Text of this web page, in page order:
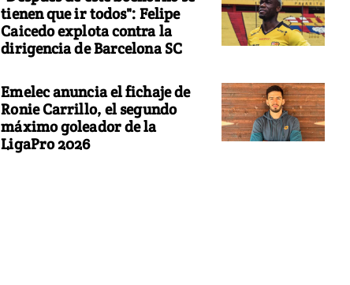
tienen que ir todos": Felipe
Caicedo explota contra la
dirigencia de Barcelona SC
Emelec anuncia el fichaje de
Ronie Carrillo, el segundo
máximo goleador de la
LigaPro 2026